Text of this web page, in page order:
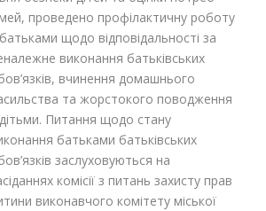
проведено профілактичну роботу
щодо відповідальності за
виконання батьківських
вчинення домашнього
та жорстокого поводження
Питання щодо стану
батьками батьківських
заслуховуються на
комісії з питань захисту прав
виконавчого комітету міської